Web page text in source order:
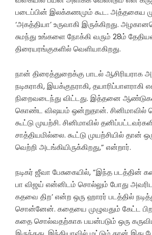
படைப்பின் இலக்கணமும் கூட. அத்தகைய
‘அகத்தியா’ உருவாகி இருக்கிறது.
சுமந்து உங்களை நோக்கி வரும் 28ம்
திரையரங்குகளில் வெளியாகிறது.
நான் திரைத்துறைக்கு பாடல் ஆசிரியராக
நடிகராகி, இயக்குநராகி,
நிறைவடைந்து விட்டது. இத்தனை
கொண்ட விஷயம் ஒன்றுதான். சினிமாவில்
கூட்டு முயற்சி. சினிமாவில்
சாத்தியமில்லை. கூட்டு முயற்சியில் தான்
வெற்றி அடங்கியிருக்கிறது,” என்றார்.
நடிகர் ஜீவா பேசுகையில், ”இந்த படத்தின்
பா விஜய் என்னிடம் சொல்லும் போது அவரிடம்
கதவை திற’ என்ற ஒரு ஹாரர் படத்தில்
சொன்னேன். கதையை முழுவதும் கேட்ட
கதை சொல்வதற்காக பயன்படும் ஒரு